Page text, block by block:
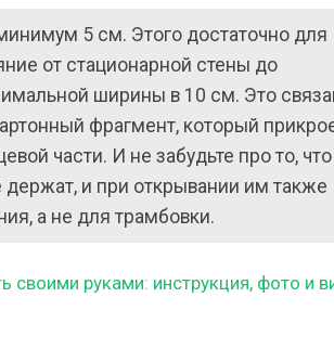
5 см. Этого достаточно для
от стационарной стены до
ширины в 10 см. Это
фрагмент, который
части. И не забудьте про то, что
и при открывании им также
а не для трамбовки.